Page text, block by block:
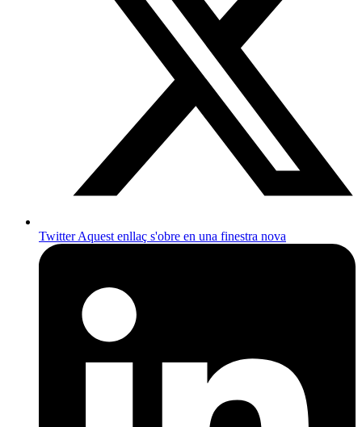
TwitterAquest enllaç s'obre en una finestra nova